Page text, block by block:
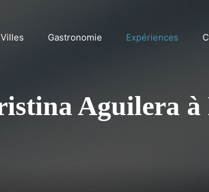
Villes Gastronomie Expériences
Aguilera à